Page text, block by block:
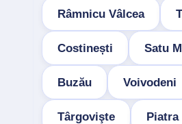
Râmnicu Vâlcea
Costinești Satu
Buzău Voivodeni
Târgovişte Piatra